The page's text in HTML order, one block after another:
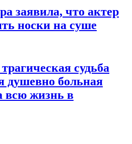
заявила, что актер
носки на суше
судьба
душевно больная
всю жизнь в